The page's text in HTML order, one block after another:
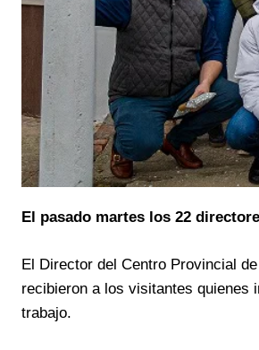
El pasado martes los 22
El Director del Centro Provincial
recibieron a los visitantes quienes
trabajo.